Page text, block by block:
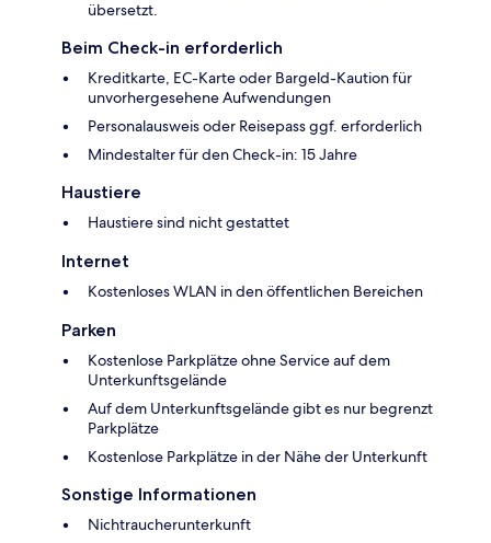
übersetzt.
Beim Check-in erforderlich
Kreditkarte, EC-Karte oder Bargeld-Kaution für
unvorhergesehene Aufwendungen
Personalausweis oder Reisepass ggf. erforderlich
Mindestalter für den Check-in: 15 Jahre
Haustiere
Haustiere sind nicht gestattet
Internet
Kostenloses WLAN in den öffentlichen Bereichen
Parken
Kostenlose Parkplätze ohne Service auf dem
Unterkunftsgelände
Auf dem Unterkunftsgelände gibt es nur begrenzt
Parkplätze
Kostenlose Parkplätze in der Nähe der Unterkunft
Sonstige Informationen
Nichtraucherunterkunft